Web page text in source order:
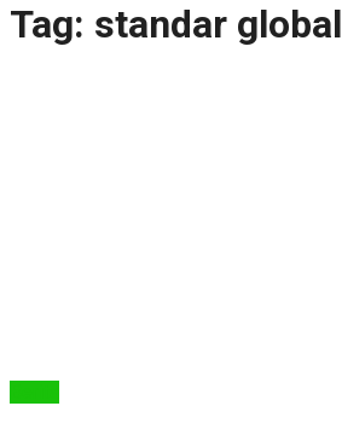
Tag: standar global